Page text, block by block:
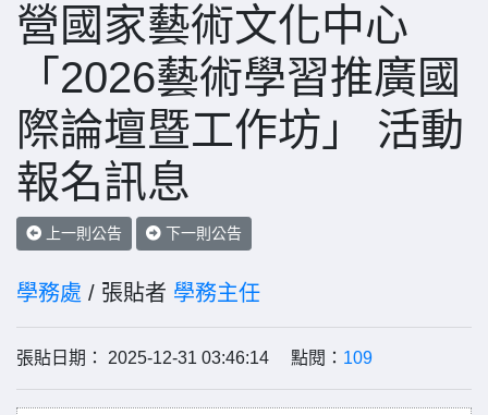
營國家藝術文化中心
「2026藝術學習推廣國
際論壇暨工作坊」 活動
報名訊息
上一則公告 下一則公告
學務處 / 張貼者 學務主任
張貼日期： 2025-12-31 03:46:14 點閱： 109